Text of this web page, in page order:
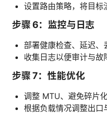
设置路由策略，将目标
步骤 6：监控与日志
部署健康检查、延迟、
收集日志以便审计与故
步骤 7：性能优化
调整 MTU、避免碎片
根据负载情况调整出口